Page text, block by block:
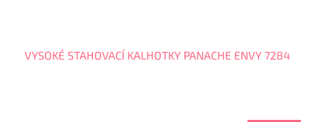
VYSOKÉ STAHOVACÍ KALHOTKY PANACHE ENVY 7284